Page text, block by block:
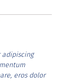
eros dolor